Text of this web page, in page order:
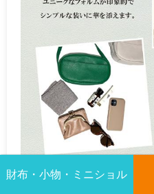
財布・小物・ミニショル